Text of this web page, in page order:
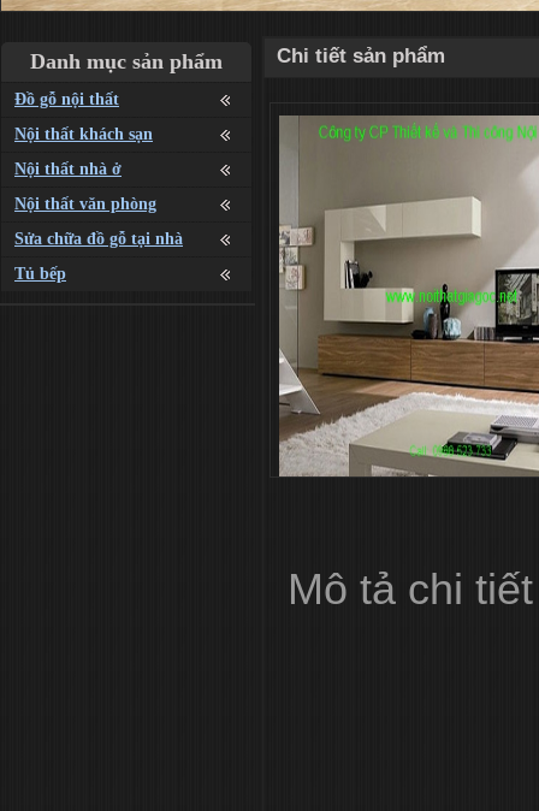
Danh mục sản phẩm
Đồ gỗ nội thất
Nội thất khách sạn
Nội thất nhà ở
Nội thất văn phòng
Sửa chữa đồ gỗ tại nhà
Tủ bếp
Chi tiết sản phẩm
Mô tả chi tiết